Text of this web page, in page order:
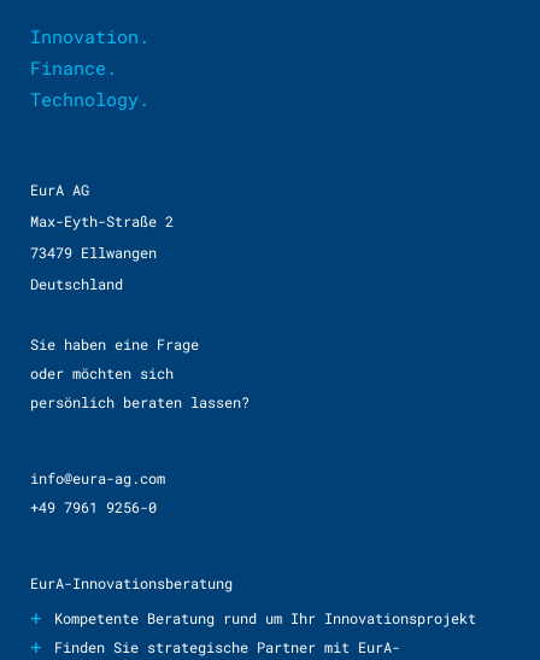
Innovation.
Finance.
Technology.
EurA AG
Max-Eyth-Straße 2
73479 Ellwangen
Deutschland
Sie haben eine Frage
oder möchten sich
persönlich beraten lassen?
info@eura-ag.com
+49 7961 9256-0
EurA-Innovationsberatung
+ Kompetente Beratung rund um Ihr Innovationsprojekt
+
Finden Sie strategische Partner mit EurA-